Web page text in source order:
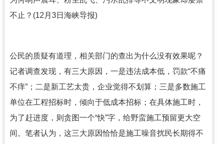
不止？(12月3日海峡导报)
公民的质疑有道理，相关部门的查出为什么没有效果呢？
记者调查发现，有三大原因，一是违法成本低，罚款“不痛
不痒”；二是新工艺太贵，企业觉得不划算；三是多数施工
单位在工程招标时，倾向于低成本招标；在具体施工时，
为了赶进度，则贪图一个“快”字，给野蛮施工预留更大空
间。笔者认为，这三大原因恰恰是施工噪音扰民长期得不